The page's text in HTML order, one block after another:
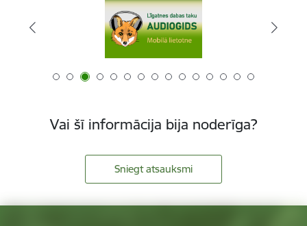
Vai šī informācija bija noderīga?
Sniegt atsauksmi